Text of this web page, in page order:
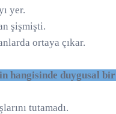
yer.
şişmişti.
ortaya çıkar.
hangisinde duygusal
tutamadı.